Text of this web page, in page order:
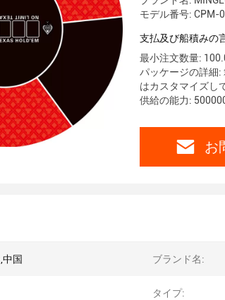
モデル番号: CPM-
支払及び船積みの
最小注文数量:
パッケージの詳細:
はカスタマイズし
供給の能力:
お
国 ブランド名:
タイプ: